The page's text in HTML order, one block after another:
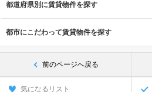
都道府県別に賃貸物件を探す
都市にこだわって賃貸物件を探す
前のページへ戻る
気になるリスト